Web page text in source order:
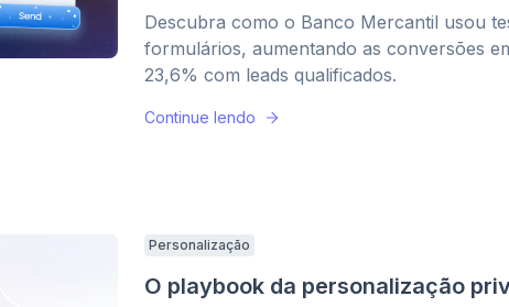
Descubra como o Banco Mercantil usou
formulários, aumentando as conversões
23,6% com leads qualificados.
Continue lendo
Personalização
O playbook da personalização